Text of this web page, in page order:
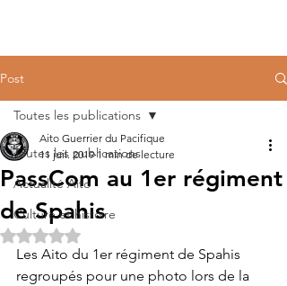
Post
Toutes les publications
Actualité Aito
Culture et histoire
Toutes les publications
PassCom au 1er régiment
de Spahis
Aito Guerrier du Pacifique
11 juil. 2019 1 min de lecture
Noté NaN étoiles sur 5.
Les Aito du 1er régiment de Spahis
regroupés pour une photo lors de la